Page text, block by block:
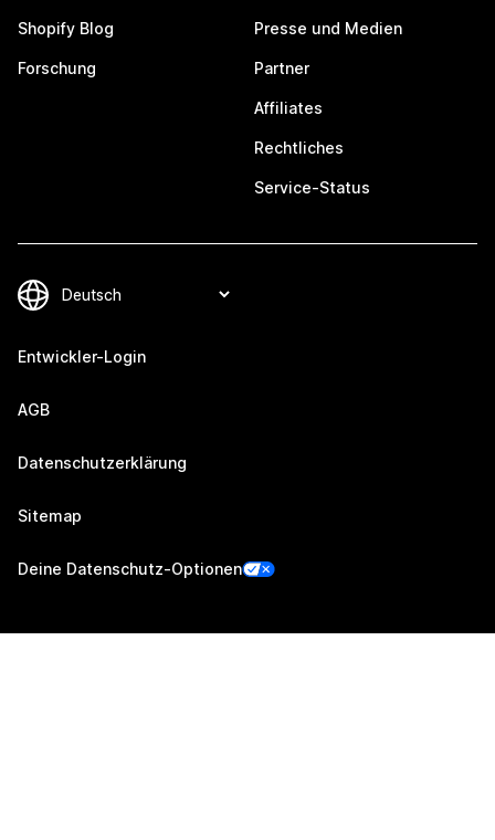
Shopify Blog
Forschung
Presse und Medien
Partner
Affiliates
Rechtliches
Service-Status
Entwickler-Login
AGB
Datenschutzerklärung
Sitemap
Deine Datenschutz-Optionen